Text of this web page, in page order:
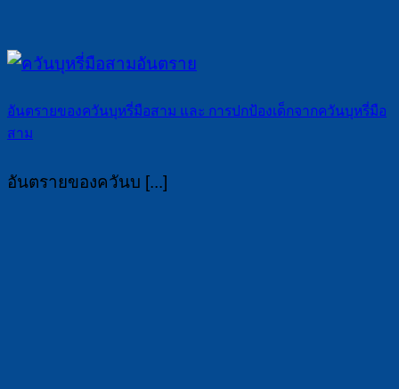
อันตรายของควันบุหรี่มือสาม และ การปกป้องเด็กจากควันบุหรี่มือ
สาม
อันตรายของควันบ [...]